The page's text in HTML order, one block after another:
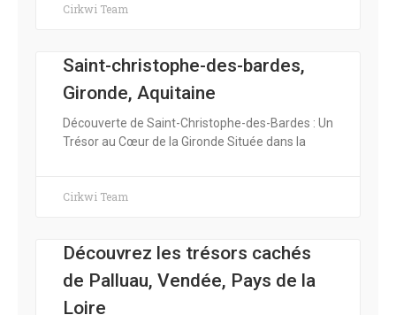
Cirkwi Team
Saint-christophe-des-bardes,
Gironde, Aquitaine
Découverte de Saint-Christophe-des-Bardes : Un
Trésor au Cœur de la Gironde Située dans la
Cirkwi Team
Découvrez les trésors cachés
de Palluau, Vendée, Pays de la
Loire